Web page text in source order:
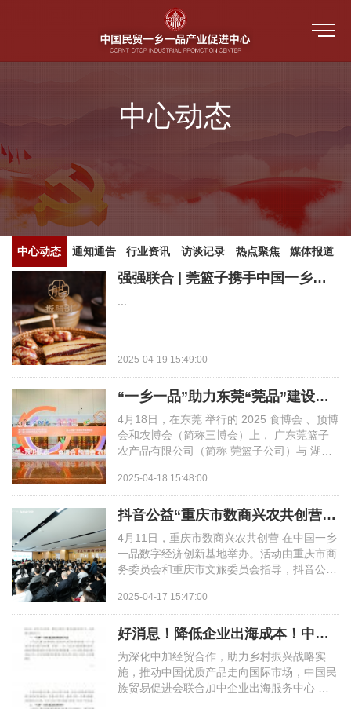
中心架构 （人员公示）
人才招聘
联系我们
合作平台
一乡一品
教育培训
标准制定
保险赔付
6+3服务商征集
新闻中心
中心动态
行业资讯
访谈记录
媒体报道
培训视频
公共服务平台
活动和赛事
第二届一乡一品乡村振兴AI绘画大赛
一乡一品国际博览会
展商动态
一乡一品乡村振兴AI绘画大赛
智慧平台
长沙市特色产业地图
新闻宣发
税筹业务
信息化平台
中心动态
中心动态 通知通告 行业资讯 访谈记录 热点聚焦 媒体报道
强强联合 | 莞篮子携手中国一乡一品正式发布东莞腊味新品＂板腊31＂！
2025-04-19 15:49:00
“一乡一品”助力东莞“莞品”建设，东莞莞篮子腊味新品「板腊31」在“三博
4月18日，在东莞 举行的 2025 食博会 、预博
会和农博会（简称三博会）上， 广东莞篮子
农产品有限公司（简称 莞篮子公司）与 湖南
共同打造的东...
2025-04-18 15:48:00
抖音公益“重庆市数商兴农共创营”：以人才之力，助农产品上行和乡村文旅推
4月11日，重庆市数商兴农共创营 在中国一乡
一品数字经济创新基地举办。活动由重庆市商
务委员会和重庆市文旅委员会指导，抖音公益
公司支持。...
2025-04-17 15:47:00
好消息！降低企业出海成本！中国一乡一品全球商品博览会开通“代展”通道
为深化中加经贸合作，助力乡村振兴战略实
施，推动中国优质产品走向国际市场，中国民
族贸易促进会联合加中企业出海服务中心 宣